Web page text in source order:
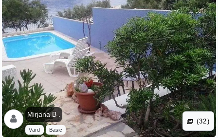
Mirjana B .
Värd Basic
(32)